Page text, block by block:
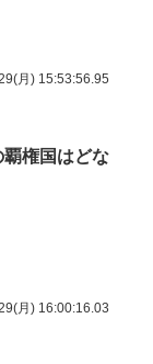
月) 15:53:56.95
権国はどな
月) 16:00:16.03